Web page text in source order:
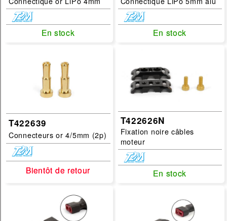
En stock
En stock En stock
En stock
T422639
Connecteurs or 4/5mm (2p)
Bientôt de retour
Bientôt de retour
T422626N
Fixation noire câbles
moteur
En stock
En stock